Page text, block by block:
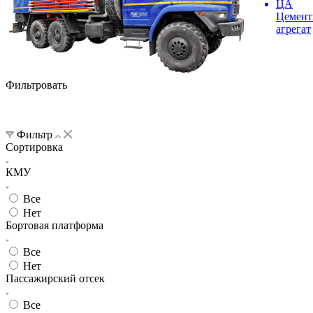
ЦА
агрегат
Фильтровать
Фильтр
Сортировка
КМУ
Все
Нет
Бортовая платформа
Все
Нет
Пассажирский отсек
Все